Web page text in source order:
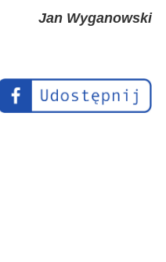
Jan Wyganowski